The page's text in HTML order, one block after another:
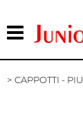
CAPPOTTI -